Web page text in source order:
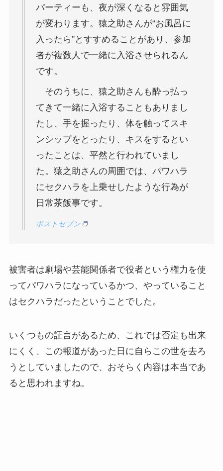
パーティーも、夜が深くなると雰囲気
が変わります。猿之助さんが“お風呂に
入ったら”とすすめることがあり、参加
者が複数人で一緒に入浴させられるん
です。
そのうちに、猿之助さんも酔っ払っ
てきて一緒に入浴することもありまし
たし、手を握ったり、体を触ってスキ
ンシップをとったり、キスをするとい
ったことは、平然と行われていまし
た。猿之助さんの周囲では、パワハラ
にセクハラを上乗せしたような行為が
日常茶飯事です。
ポストセブン
被害者は劇場や芸能関係者で役者という権力を使
ってパワハラになっているかつ、やっていること
はセクハラだったということでした。
いくつもの証言があるため、これでは否定も出来
にくく、この報道があった日に自らこの世を去ろ
うとしていましたので、おそらく内容は本当であ
ると思われますね。